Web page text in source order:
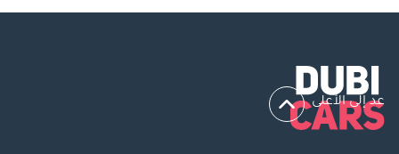
عد إلى الأعلى